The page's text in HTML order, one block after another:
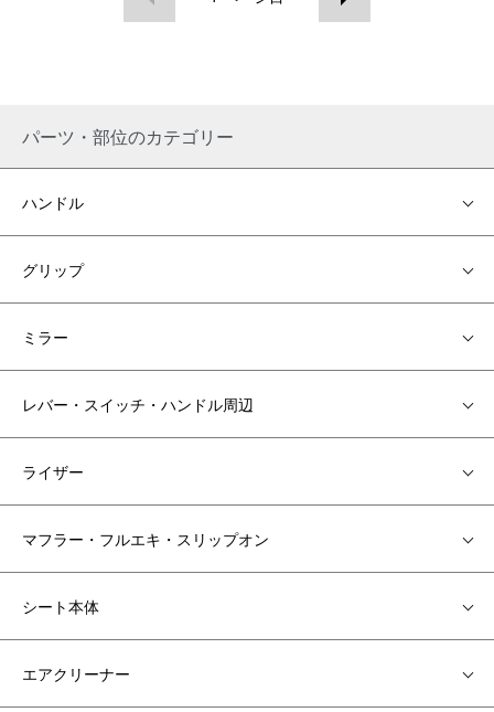
パーツ・部位のカテゴリー
ハンドル
グリップ
ミラー
レバー・スイッチ・ハンドル周辺
ライザー
マフラー・フルエキ・スリップオン
シート本体
エアクリーナー